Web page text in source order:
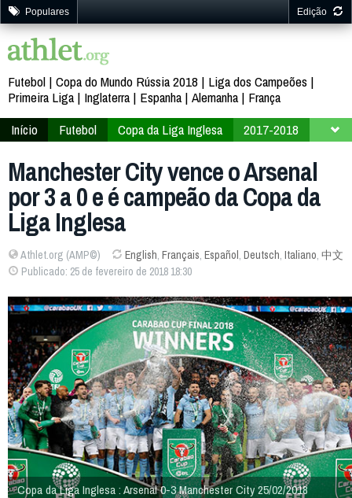
Populares Edição
Futebol Copa do Mundo Rússia 2018
Liga dos Campeões
Primeira Liga
Inglaterra Espanha Alemanha
França
Início
Futebol Copa da Liga Inglesa
2017-2018
Manchester City vence o Arsenal
por 3 a 0 e é campeão da Copa da
Liga Inglesa
Athlet.org (AMP©) English, Français, Español, Deutsch, Italiano, 中文
Publicado: 25 de fevereiro de 2018 18:30
Copa da Liga Inglesa : Arsenal 0-3 Manchester City 25/02/2018